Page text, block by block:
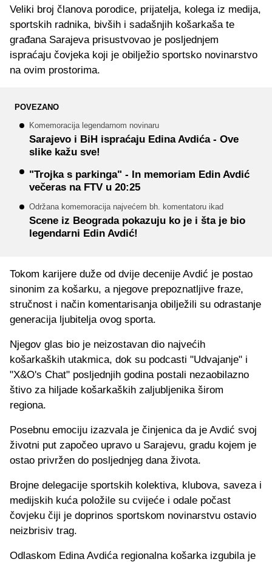
Veliki broj članova porodice, prijatelja, kolega iz medija,
sportskih radnika, bivših i sadašnjih košarkaša te
građana Sarajeva prisustvovao je posljednjem
ispraćaju čovjeka koji je obilježio sportsko novinarstvo
na ovim prostorima.
POVEZANO
Komemoracija legendarnom novinaru
Sarajevo i BiH ispraćaju Edina Avdića - Ove
slike kažu sve!
"Trojka s parkinga" - In memoriam Edin Avdić
večeras na FTV u 20:25
Održana komemoracija najvećem bh. komentatoru ikad
Scene iz Beograda pokazuju ko je i šta je bio
legendarni Edin Avdić!
Tokom karijere duže od dvije decenije Avdić je postao
sinonim za košarku, a njegove prepoznatljive fraze,
stručnost i način komentarisanja obilježili su odrastanje
generacija ljubitelja ovog sporta.
Njegov glas bio je neizostavan dio najvećih
košarkaških utakmica, dok su podcasti "Udvajanje" i
"X&O's Chat" posljednjih godina postali nezaobilazno
štivo za hiljade košarkaških zaljubljenika širom
regiona.
Posebnu emociju izazvala je činjenica da je Avdić svoj
životni put započeo upravo u Sarajevu, gradu kojem je
ostao privržen do posljednjeg dana života.
Brojne delegacije sportskih kolektiva, klubova, saveza i
medijskih kuća položile su cvijeće i odale počast
čovjeku čiji je doprinos sportskom novinarstvu ostavio
neizbrisiv trag.
Odlaskom Edina Avdića regionalna košarka izgubila je